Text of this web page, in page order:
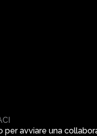
per avviare una